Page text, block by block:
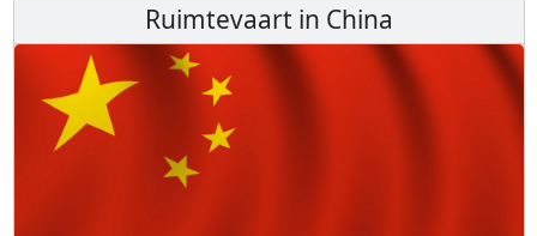
Ruimtevaart in China